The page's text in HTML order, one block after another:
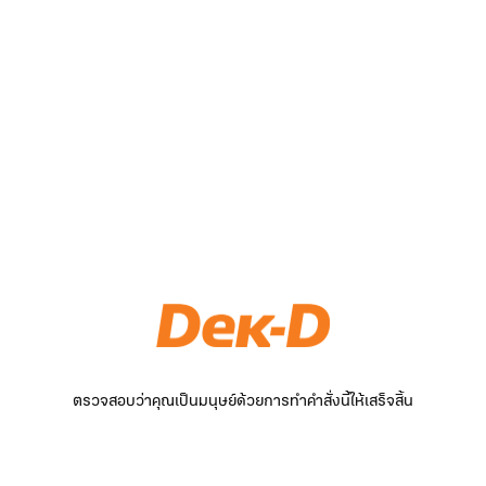
ตรวจสอบว่าคุณเป็นมนุษย์ด้วยการทำคำสั่งนี้ให้เสร็จสิ้น